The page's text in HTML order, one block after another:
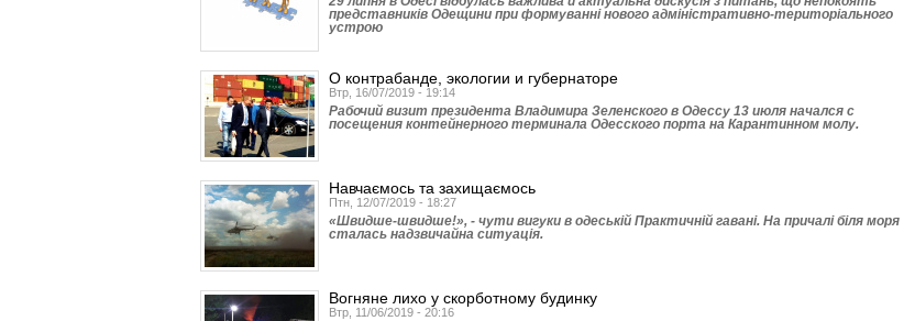
представників Одещини при формуванні нового адміністративно-територіального
устрою
О контрабанде, экологии и губернаторе
Втр, 16/07/2019 - 19:14
Рабочий визит президента Владимира Зе­ленского в Одессу 13 июля начался с
посещения контейнерного терминала Одесского порта на Карантинном молу.
Навчаємось та захищаємось
Птн, 12/07/2019 - 18:27
«Швидше-швидше!», - чути вигуки в одеській Практичній гавані. На причалі біля моря
сталась надзвичайна ситуація.
Вогняне лихо у скорботному будинку
Втр, 11/06/2019 - 20:16